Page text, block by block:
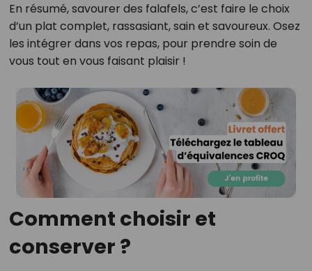
En résumé, savourer des falafels, c’est faire le choix
d’un plat complet, rassasiant, sain et savoureux. Osez
les intégrer dans vos repas, pour prendre soin de
vous tout en vous faisant plaisir !
Comment choisir et
conserver ?